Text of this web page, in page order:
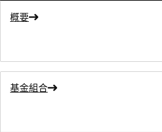
概要
基金組合